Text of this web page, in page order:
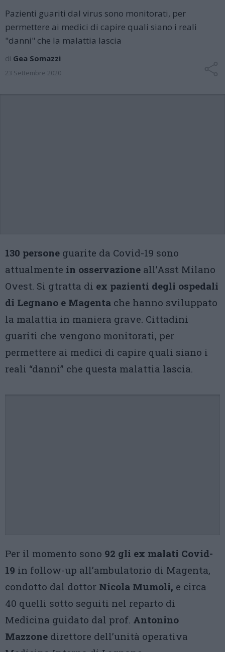
Pazienti guariti dal virus sono monitorati, per
permettere ai medici di capire quali siano i reali
"danni" che la malattia lascia
di Gea Somazzi
23 Settembre 2020
130 persone guarite da Covid-19 sono
attualmente in osservazione all’Asst Milano
Ovest. Si gtratta di ex pazienti degli ospedali
di Legnano e Magenta che hanno sviluppato
la malattia in maniera grave. Cittadini
guariti che vengono monitorati, per
permettere ai medici di capire quali siano i
reali “danni” che questa malattia lascia.
Per il momento sono 92 gli ex malati Covid-
19 in follow-up all’ambulatorio di Magenta,
condotto dal dottor Nicola Mumoli, e circa
40 quelli sotto seguiti nel reparto di
Medicina guidato dal prof. Antonino
Mazzone direttore dell’unità operativa